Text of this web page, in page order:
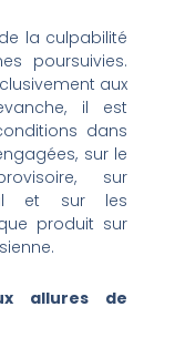
la culpabilité
poursuivies.
aux
il est
dans
sur le
sur
et sur les
produit sur
allures de